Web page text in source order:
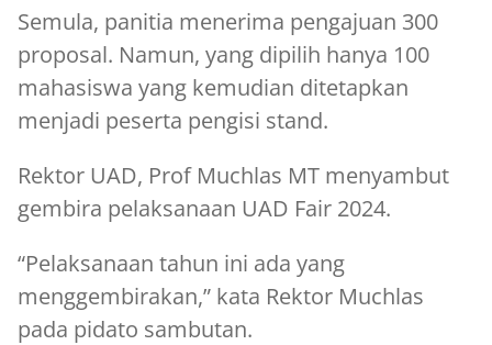
Semula, panitia menerima pengajuan 300
proposal. Namun, yang dipilih hanya 100
mahasiswa yang kemudian ditetapkan
menjadi peserta pengisi stand.
Rektor UAD, Prof Muchlas MT menyambut
gembira pelaksanaan UAD Fair 2024.
“Pelaksanaan tahun ini ada yang
menggembirakan,” kata Rektor Muchlas
pada pidato sambutan.